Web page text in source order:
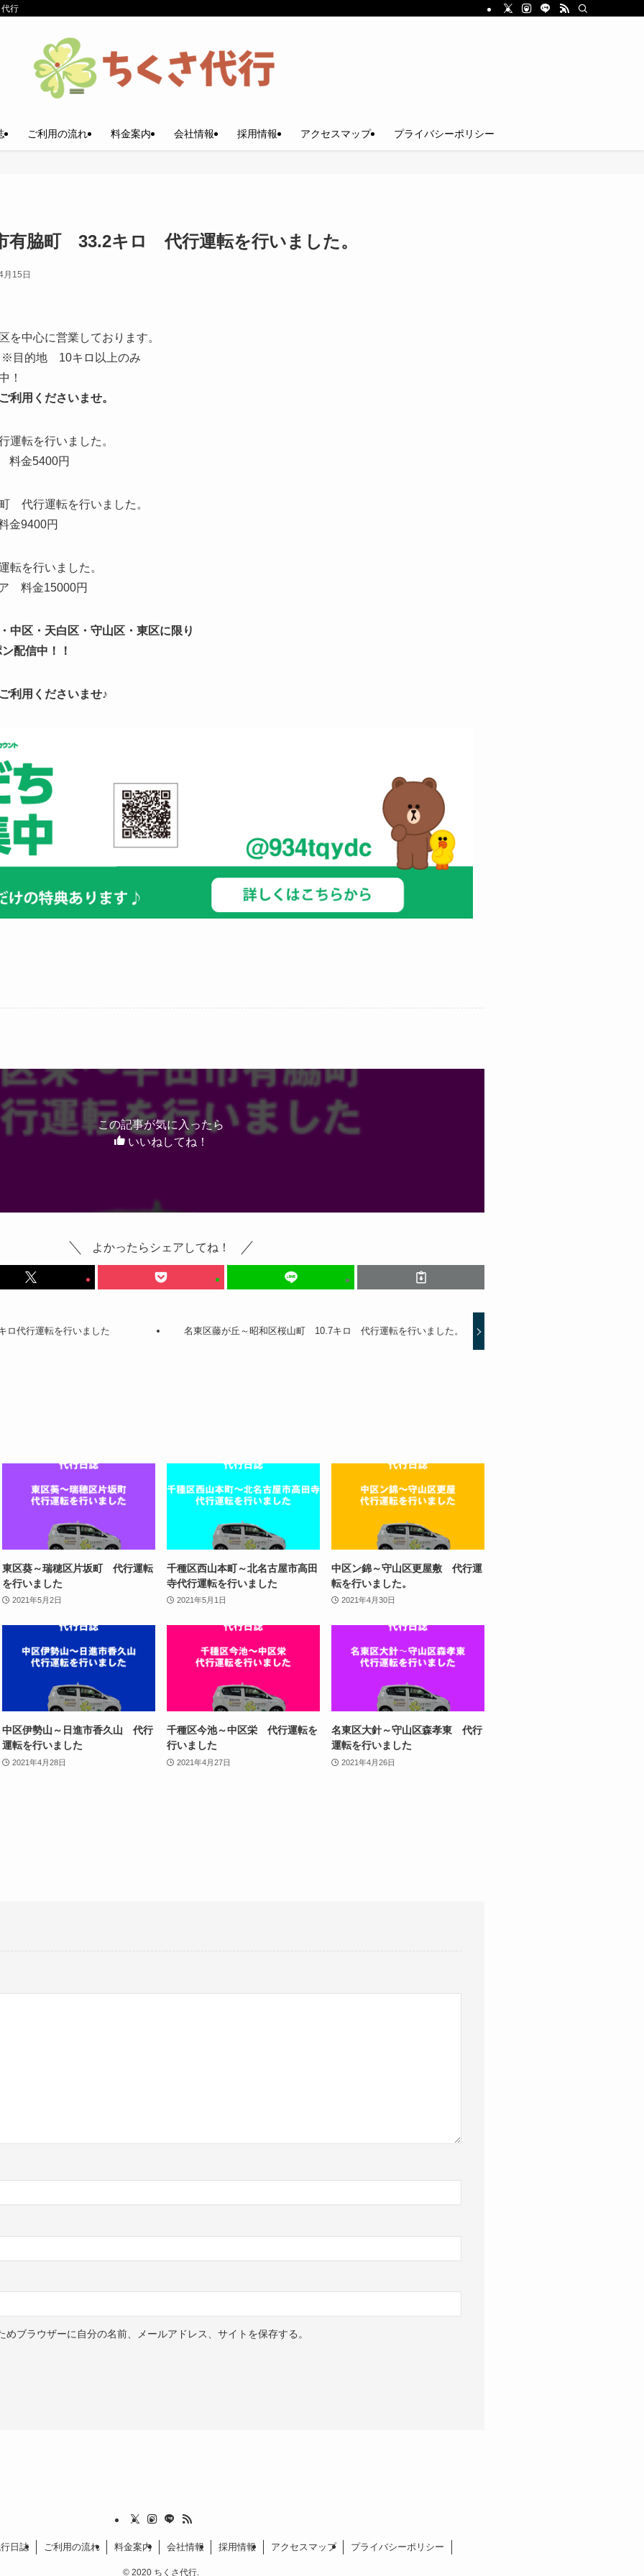
行
ご利用の流れ 料金案内 会社情報 採用情報 アクセスマップ プライバシーポリシー
有脇町 33.2キロ 代行運転を行いました。
月15日
中心に営業しております。
※目的地 10キロ以上のみ
！
利用くださいませ。
転を行いました。
金5400円
代行運転を行いました。
9400円
を行いました。
料金15000円
中区・天白区・守山区・東区に限り
配信中！！
利用くださいませ♪
この記事が気に入ったら
いいねしてね！
よかったらシェアしてね！
ロ代行運転を行いました 名東区藤が丘～昭和区桜山町 10.7キロ 代行運転を行いました。
東区葵～瑞穂区片坂町 代行運転
を行いました
2021年5月2日
千種区西山本町～北名古屋市高田
寺代行運転を行いました
2021年5月1日
中区ン錦～守山区更屋敷 代行運
転を行いました。
2021年4月30日
中区伊勢山～日進市香久山 代行
運転を行いました
2021年4月28日
千種区今池～中区栄 代行運転を
行いました
2021年4月27日
名東区大針～守山区森孝東 代行
運転を行いました
2021年4月26日
ブラウザーに自分の名前、メールアドレス、サイトを保存する。
日誌 ご利用の流れ 料金案内 会社情報 採用情報 アクセスマップ プライバシーポリシー
© 2020 ちくさ代行.